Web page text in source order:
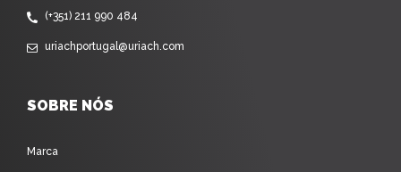
(+351) 211 990 484
uriachportugal@uriach.com
SOBRE NÓS
Marca